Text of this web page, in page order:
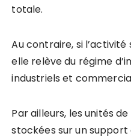
totale.
Au contraire, si
elle relève du régime
industriels et
Par ailleurs, les unités
stockées sur un